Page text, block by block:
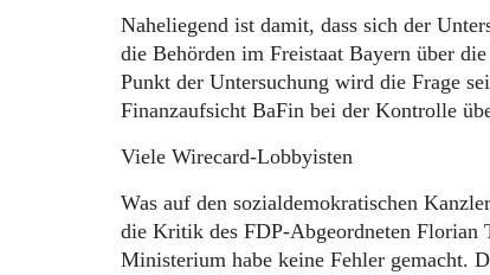
Naheliegend ist damit, dass sich der
die Behörden im Freistaat Bayern über
Punkt der Untersuchung wird die Frage
Finanzaufsicht BaFin bei der Kontrolle
Viele Wirecard-Lobbyisten
Was auf den sozialdemokratischen
die Kritik des FDP-Abgeordneten Florian
Ministerium habe keine Fehler gemacht.